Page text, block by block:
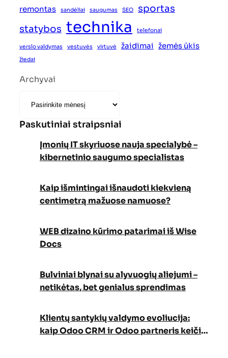
remontas sandėliai saugumas SEO
sportas
statybos technika telefonai
verslo valdymas vestuvės virtuvė žaidimai žemės ūkis
žiedai
Archyvai
Paskutiniai straipsniai
Įmonių IT skyriuose nauja specialybė –
kibernetinio saugumo specialistas
Kaip išmintingai išnaudoti kiekvieną
centimetrą mažuose namuose?
WEB dizaino kūrimo patarimai iš Wise
Docs
Bulviniai blynai su alyvuogių aliejumi –
netikėtas, bet genialus sprendimas
Klientų santykių valdymo evoliucija:
kaip Odoo CRM ir Odoo partneris keičia